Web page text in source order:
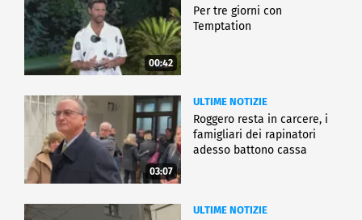
00:42
Per tre giorni con
Temptation
03:07
ULTIME NOTIZIE
Roggero resta in carcere, i
famigliari dei rapinatori
adesso battono cassa
ULTIME NOTIZIE